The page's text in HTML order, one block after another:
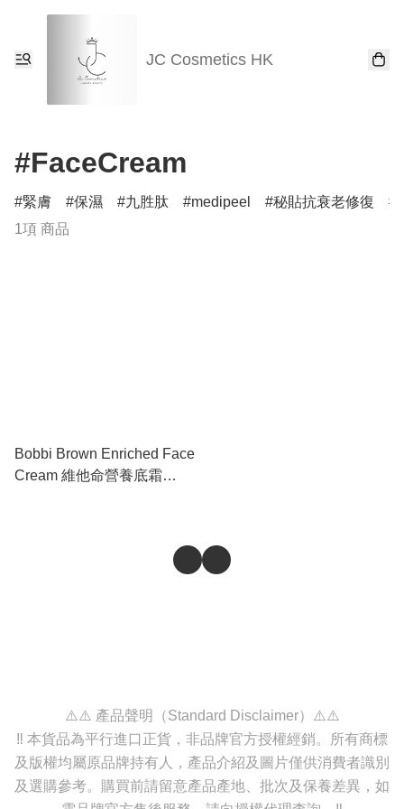
JC Cosmetics HK
#FaceCream
緊膚 保濕 九胜肽 medipeel 秘貼抗衰老修復
1項 商品
Bobbi Brown Enriched Face
Cream 維他命營養底霜
⚠️⚠️ 產品聲明（Standard Disclaimer）⚠️⚠️
‼️ 本貨品為平行進口正貨，非品牌官方授權經銷。所有商標
及版權均屬原品牌持有人，產品介紹及圖片僅供消費者識別
及選購參考。購買前請留意產品產地、批次及保養差異，如